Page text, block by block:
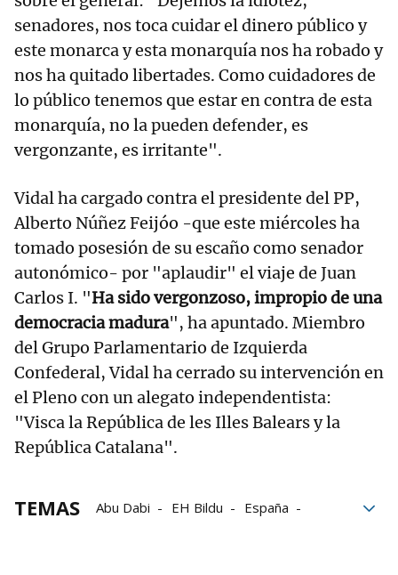
senadores, nos toca cuidar el dinero público y
este monarca y esta monarquía nos ha robado y
nos ha quitado libertades. Como cuidadores de
lo público tenemos que estar en contra de esta
monarquía, no la pueden defender, es
vergonzante, es irritante".
Vidal ha cargado contra el presidente del PP,
Alberto Núñez Feijóo -que este miércoles ha
tomado posesión de su escaño como senador
autonómico- por "aplaudir" el viaje de Juan
Carlos I. "Ha sido vergonzoso, impropio de una
democracia madura", ha apuntado. Miembro
del Grupo Parlamentario de Izquierda
Confederal, Vidal ha cerrado su intervención en
el Pleno con un alegato independentista:
"Visca la República de les Illes Balears y la
República Catalana".
TEMAS Abu Dabi EH Bildu
España